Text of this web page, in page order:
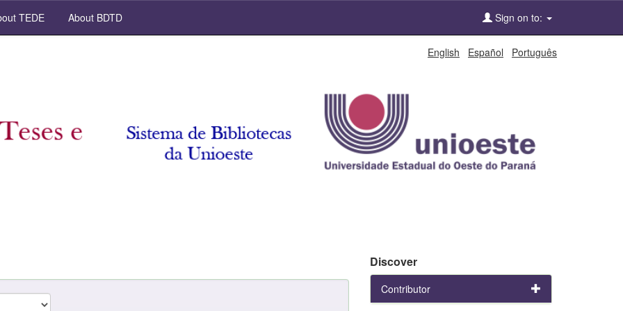
TEDE About BDTD Sign on to:
English Español Português
Discover
Contributor